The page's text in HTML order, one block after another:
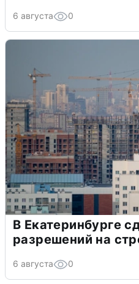
6 августа 0
В Екатеринбурге
разрешений на
6 августа 0